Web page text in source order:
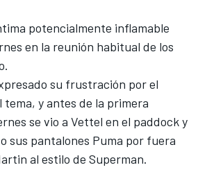
potencialmente inflamable
en la reunión habitual de los
su frustración por el
tema, y antes de la primera
se vio a Vettel en el paddock y
sus pantalones Puma por fuera
al estilo de Superman.